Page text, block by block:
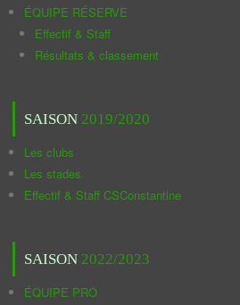
ÉQUIPE RÉSERVE
Effectif & Staff
Résultats & classement
SAISON 2019/2020
Les clubs
Les stades
Effectif & Staff CSConstantine
SAISON 2022/2023
ÉQUIPE PRO